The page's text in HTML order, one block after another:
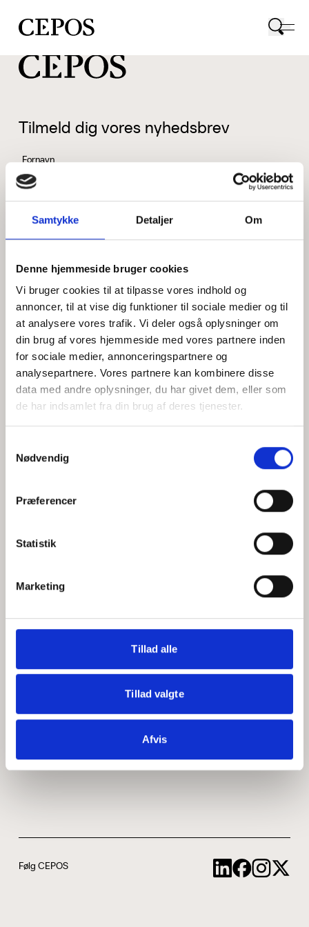
Samtykke Detaljer Om
Denne hjemmeside bruger cookies
Vi bruger cookies til at tilpasse vores indhold og
annoncer, til at vise dig funktioner til sociale medier og til
at analysere vores trafik. Vi deler også oplysninger om
din brug af vores hjemmeside med vores partnere inden
for sociale medier, annonceringspartnere og
analysepartnere. Vores partnere kan kombinere disse
data med andre oplysninger, du har givet dem, eller som
de har indsamlet fra din brug af deres tjenester.
Nødvendig
Præferencer
Statistik
Marketing
Tillad alle
Tillad valgte
Afvis
CEPOS logo
Tilmeld dig vores nyhedsbrev
Fornavn
Efternavn
Jeg accepterer behandlingen af mine personoplysninger i
henhold tilprivatlivspolitikken
Hvem er CEPOS
Medarbejdere
ABCepos
Podcast
Følg CEPOS